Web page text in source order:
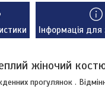
Інформація
жіночий
прогулянок .